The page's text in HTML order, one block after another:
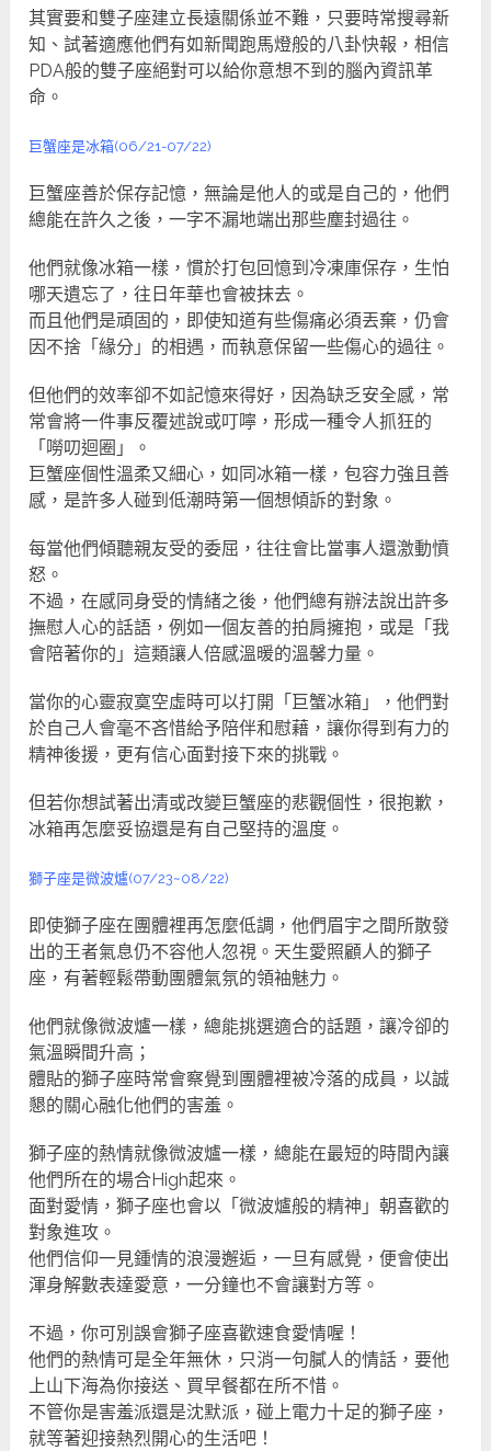
其實要和雙子座建立長遠關係並不難，只要時常搜尋新
知、試著適應他們有如新聞跑馬燈般的八卦快報，相信
PDA般的雙子座絕對可以給你意想不到的腦內資訊革
命。
巨蟹座是冰箱(06/21-07/22)
巨蟹座善於保存記憶，無論是他人的或是自己的，他們
總能在許久之後，一字不漏地端出那些塵封過往。
他們就像冰箱一樣，慣於打包回憶到冷凍庫保存，生怕
哪天遺忘了，往日年華也會被抹去。
而且他們是頑固的，即使知道有些傷痛必須丟棄，仍會
因不捨「緣分」的相遇，而執意保留一些傷心的過往。
但他們的效率卻不如記憶來得好，因為缺乏安全感，常
常會將一件事反覆述說或叮嚀，形成一種令人抓狂的
「嘮叨迴圈」。
巨蟹座個性溫柔又細心，如同冰箱一樣，包容力強且善
感，是許多人碰到低潮時第一個想傾訴的對象。
每當他們傾聽親友受的委屈，往往會比當事人還激動憤
怒。
不過，在感同身受的情緒之後，他們總有辦法說出許多
撫慰人心的話語，例如一個友善的拍肩擁抱，或是「我
會陪著你的」這類讓人倍感溫暖的溫馨力量。
當你的心靈寂寞空虛時可以打開「巨蟹冰箱」，他們對
於自己人會毫不吝惜給予陪伴和慰藉，讓你得到有力的
精神後援，更有信心面對接下來的挑戰。
但若你想試著出清或改變巨蟹座的悲觀個性，很抱歉，
冰箱再怎麼妥協還是有自己堅持的溫度。
獅子座是微波爐(07/23~08/22)
即使獅子座在團體裡再怎麼低調，他們眉宇之間所散發
出的王者氣息仍不容他人忽視。天生愛照顧人的獅子
座，有著輕鬆帶動團體氣氛的領袖魅力。
他們就像微波爐一樣，總能挑選適合的話題，讓冷卻的
氣溫瞬間升高；
體貼的獅子座時常會察覺到團體裡被冷落的成員，以誠
懇的關心融化他們的害羞。
獅子座的熱情就像微波爐一樣，總能在最短的時間內讓
他們所在的場合High起來。
面對愛情，獅子座也會以「微波爐般的精神」朝喜歡的
對象進攻。
他們信仰一見鍾情的浪漫邂逅，一旦有感覺，便會使出
渾身解數表達愛意，一分鐘也不會讓對方等。
不過，你可別誤會獅子座喜歡速食愛情喔！
他們的熱情可是全年無休，只消一句膩人的情話，要他
上山下海為你接送、買早餐都在所不惜。
不管你是害羞派還是沈默派，碰上電力十足的獅子座，
就等著迎接熱烈開心的生活吧！